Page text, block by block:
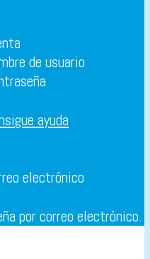
de usuario
ayuda
electrónico
por correo electrónico.